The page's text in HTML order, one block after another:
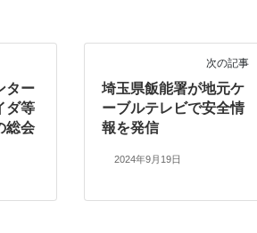
ター
ダ等
総会
次の記事
埼玉県飯能署が地元ケ
ーブルテレビで安全情
報を発信
2024年9月19日